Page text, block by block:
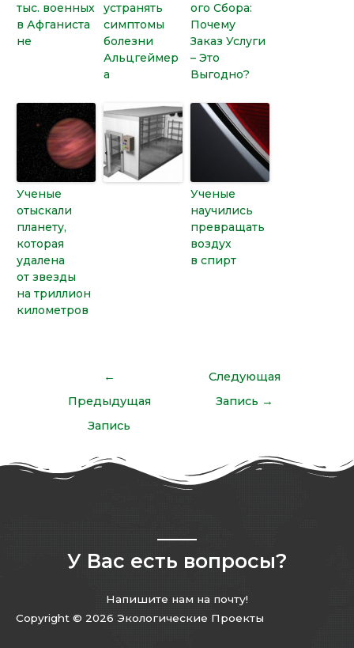
тыс. военных
в Афганиста
не
устранять
симптомы
болезни
Альцгеймер
а
ого Сбора:
Почему
Заказ Услуги
– Это
Выгодно?
Ученые
отыскали
планету,
которая
удалена
от звезды
на триллион
километров
Ученые
научились
превращать
воздух
в спирт
←
Предыдущая
Запись
Следующая
Запись →
У Вас есть вопросы?
Напишите нам на почту!
Copyright © 2026 Экологические Проекты